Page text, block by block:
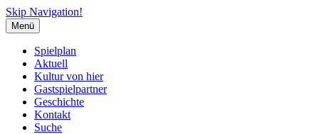
Skip Navigation!
Menü
Spielplan
Aktuell
Kultur von hier
Gastspielpartner
Geschichte
Kontakt
Suche